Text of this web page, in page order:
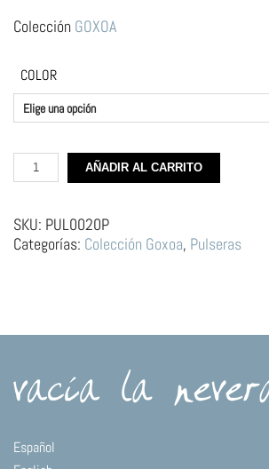
Colección GOXOA
COLOR
Pulsera
Plata
Natillas
con
AÑADIR AL CARRITO
SKU: PUL0020P
Categorías: Colección Goxoa, Pulseras
Español